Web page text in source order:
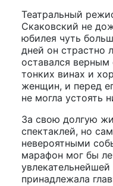
Театральный
Скаковский не
юбилея чуть
дней он страстно
оставался верным
тонких винах и
женщин, и перед
не могла устоять
За свою долгую
спектаклей, но
невероятными
марафон мог бы
принадлежала